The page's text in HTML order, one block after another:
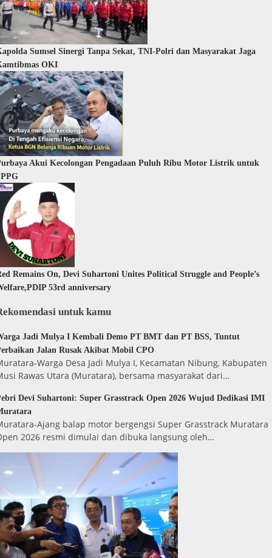
Sumsel Sinergi Tanpa Sekat, TNI-Polri dan Masyarakat Jaga
OKI
Akui Kecolongan Pengadaan Puluh Ribu Motor Listrik untuk
Remains On, Devi Suhartoni Unites Political Struggle and People’s
53rd anniversary
untuk kamu
Jadi Mulya I Kembali Demo PT BMT dan PT BSS, Tuntut
Jalan Rusak Akibat Mobil CPO
Warga Desa Jadi Mulya I, Kecamatan Nibung, Kabupaten
Rawas Utara (Muratara), bersama masyarakat dari…
Devi Suhartoni: Super Grasstrack Open 2026 Wujud Dedikasi IMI
Ajang balap motor bergengsi Super Grasstrack Muratara
2026 resmi dimulai dan dibuka langsung oleh…